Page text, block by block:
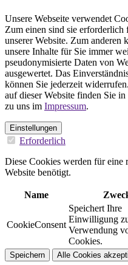
Unsere Webseite verwendet
Zum einen sind sie
unserer Website. Zum
unsere Inhalte für Sie immer
pseudonymisierte Daten von
ausgewertet. Das
können Sie jederzeit
auf dieser Website finden Sie in
zu uns im Impressum.
Einstellungen
Erforderlich
Diese Cookies werden für eine
Website benötigt.
Name
CookieConsent
Speichert Ihre
Einwilligung
Verwendung
Cookies.
Speichern Alle Cookies